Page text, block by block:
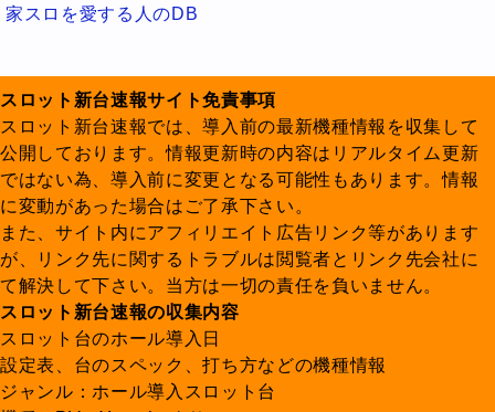
家スロを愛する人のDB
スロット新台速報サイト免責事項
スロット新台速報では、導入前の最新機種情報を収集して
公開しております。情報更新時の内容はリアルタイム更新
ではない為、導入前に変更となる可能性もあります。情報
に変動があった場合はご了承下さい。
また、サイト内にアフィリエイト広告リンク等があります
が、リンク先に関するトラブルは閲覧者とリンク先会社に
て解決して下さい。当方は一切の責任を負いません。
スロット新台速報の収集内容
スロット台のホール導入日
設定表、台のスペック、打ち方などの機種情報
ジャンル：ホール導入スロット台